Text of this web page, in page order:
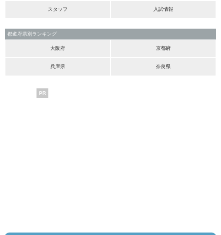
スタッフ 入試情報
都道府県別ランキング
大阪府 京都府
兵庫県 奈良県
PR